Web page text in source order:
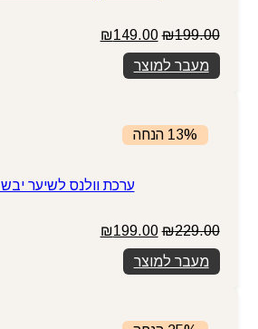
₪199.00
המחיר
המקורי
היה:
₪199.00.
₪149.00
מעבר למוצר
13% הנחה
ערכת וולנס לשיער יבש Wellness
₪229.00
המחיר
המקורי
היה:
₪229.00.
₪199.00
מעבר למוצר